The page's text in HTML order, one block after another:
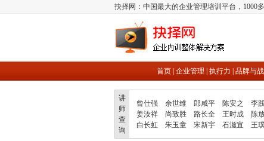
抉择网：中国最大的企业管理培训平台，1000
首页| 企业管理 执行力 品牌与
讲
师
查
询
曾仕强 余世维 郎咸平 陈安之 李
姜汝祥
尚致胜 路长全 王时成 陈
白长虹
朱玉童 宋新宇 石滋宜 王